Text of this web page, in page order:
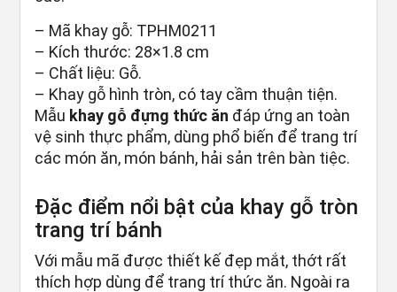
– Mã khay gỗ: TPHM0211
– Kích thước: 28×1.8 cm
– Chất liệu: Gỗ.
– Khay gỗ hình tròn, có tay cầm thuận tiện.
Mẫu khay gỗ đựng thức ăn đáp ứng an toàn
vệ sinh thực phẩm, dùng phổ biến để trang trí
các món ăn, món bánh, hải sản trên bàn tiệc.
Đặc điểm nổi bật của khay gỗ tròn
trang trí bánh
Với mẫu mã được thiết kế đẹp mắt, thớt rất
thích hợp dùng để trang trí thức ăn. Ngoài ra